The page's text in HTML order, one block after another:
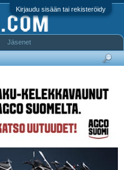
Kirjaudu sisään tai rekisteröidy
Jäsenet